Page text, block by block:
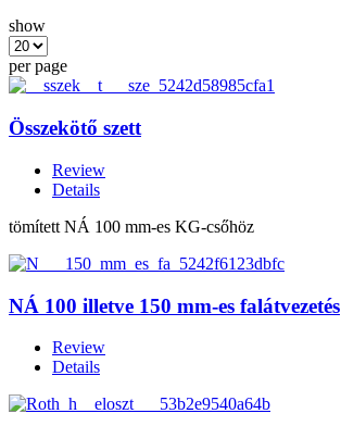
show
per page
Összekötő szett
Review
Details
tömített NÁ 100 mm-es KG-csőhöz
NÁ 100 illetve 150 mm-es falátvezetés
Review
Details